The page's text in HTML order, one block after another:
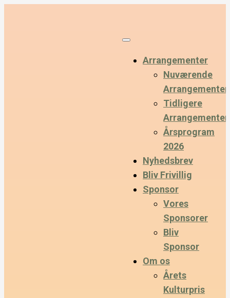
Arrangementer
Nuværende
Arrangementer
Tidligere
Arrangementer
Årsprogram
2026
Nyhedsbrev
Bliv Frivillig
Sponsor
Vores
Sponsorer
Bliv
Sponsor
Om os
Årets
Kulturpris